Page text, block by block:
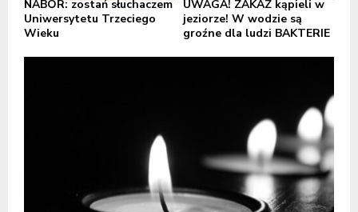
NABÓR: zostań słuchaczem
Uniwersytetu Trzeciego
Wieku
UWAGA! ZAKAZ kąpieli w
jeziorze! W wodzie są
groźne dla ludzi BAKTERIE